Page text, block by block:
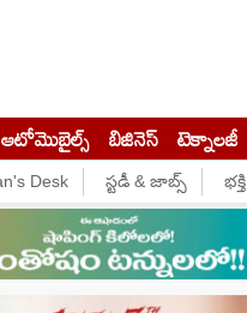
ఆటోమొబైల్స్ బిజినెస్‌ టెక్నాలజీ
Desk స్టడీ & జాబ్స్ భక్తి